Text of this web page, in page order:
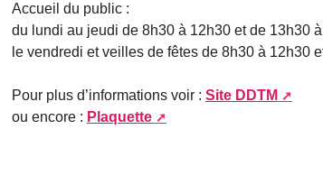
Accueil du public :
du lundi au jeudi de 8h30 à 12h30 et de 13h30
le vendredi et veilles de fêtes de 8h30 à 12h30
Pour plus d’informations voir : Site DDTM
ou encore : Plaquette